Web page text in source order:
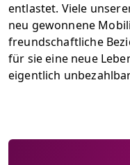
entlastet. Viele
neu gewonnene
freundschaftliche
für sie eine neue
eigentlich